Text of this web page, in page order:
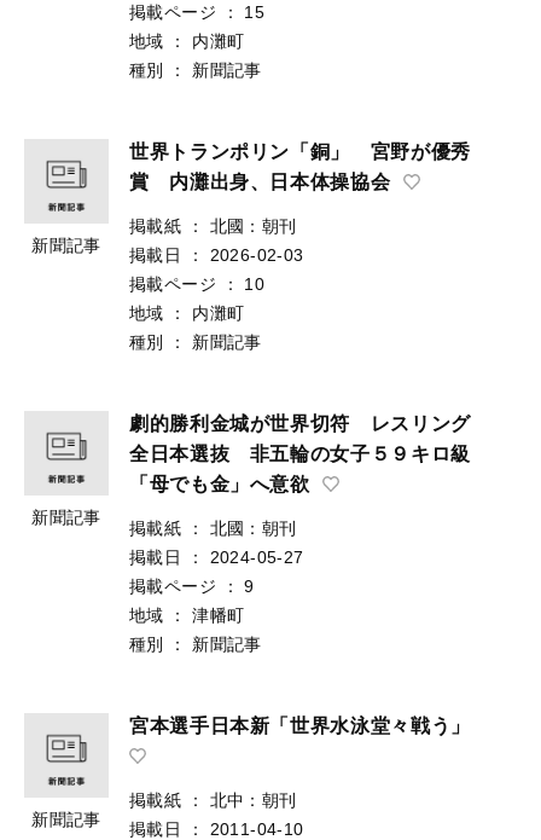
掲載ページ
：
15
地域
：
内灘町
種別
： 新聞記事
新聞記事
世界トランポリン「銅」 宮野が優秀
賞 内灘出身、日本体操協会
掲載紙 ：
北國：朝刊
掲載日
：
2026-02-03
掲載ページ
：
10
地域
：
内灘町
種別
： 新聞記事
新聞記事
劇的勝利金城が世界切符 レスリング
全日本選抜 非五輪の女子５９キロ級
「母でも金」へ意欲
掲載紙 ：
北國：朝刊
掲載日
：
2024-05-27
掲載ページ
：
9
地域
：
津幡町
種別
： 新聞記事
新聞記事
宮本選手日本新「世界水泳堂々戦う」
掲載紙 ：
北中：朝刊
掲載日
：
2011-04-10